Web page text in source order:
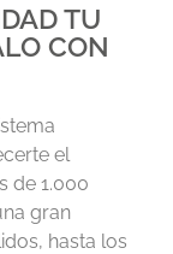
TU
CON
el
de 1.000
gran
hasta los